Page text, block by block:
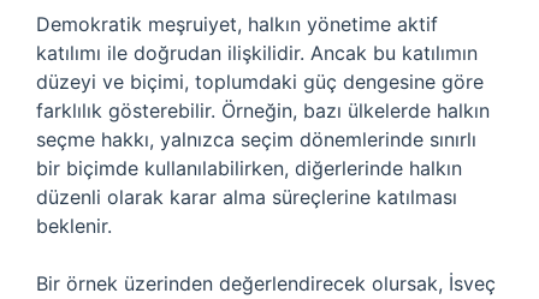
Demokratik meşruiyet, halkın yönetime aktif
katılımı ile doğrudan ilişkilidir. Ancak bu katılımın
düzeyi ve biçimi, toplumdaki güç dengesine göre
farklılık gösterebilir. Örneğin, bazı ülkelerde halkın
seçme hakkı, yalnızca seçim dönemlerinde sınırlı
bir biçimde kullanılabilirken, diğerlerinde halkın
düzenli olarak karar alma süreçlerine katılması
beklenir.
Bir örnek üzerinden değerlendirecek olursak, İsveç